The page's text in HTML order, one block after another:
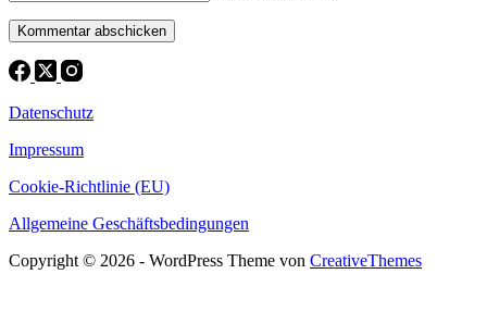
Kommentar abschicken
Datenschutz
Impressum
Cookie-Richtlinie (EU)
Allgemeine Geschäftsbedingungen
Copyright © 2026 - WordPress Theme von CreativeThemes